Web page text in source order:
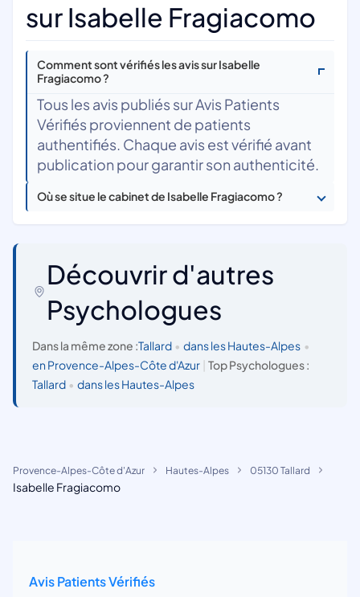
sur Isabelle Fragiacomo
Comment sont vérifiés les avis sur Isabelle
Fragiacomo ?
Tous les avis publiés sur Avis Patients
Vérifiés proviennent de patients
authentifiés. Chaque avis est vérifié avant
publication pour garantir son authenticité.
Où se situe le cabinet de Isabelle Fragiacomo ?
Découvrir d'autres
Psychologues
Dans la même zone :Tallard • dans les Hautes-Alpes •
en Provence-Alpes-Côte d'Azur
Top Psychologues :
Tallard • dans les Hautes-Alpes
Provence-Alpes-Côte d'Azur Hautes-Alpes 05130 Tallard
Isabelle Fragiacomo
Avis Patients Vérifiés